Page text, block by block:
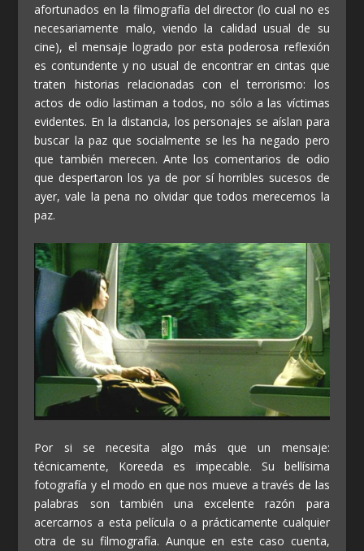
afortunados en la filmografía del director (lo cual no es
necesariamente malo, viendo la calidad usual de su
cine), el mensaje logrado por esta poderosa reflexión
es contundente y no usual de encontrar en cintas que
traten historias relacionadas con el terrorismo: los
actos de odio lastiman a todos, no sólo a las víctimas
evidentes. En la distancia, los personajes se aíslan para
buscar la paz que socialmente se les ha negado pero
que también merecen. Ante los comentarios de odio
que despertaron los ya de por sí horribles sucesos de
ayer, vale la pena no olvidar que todos merecemos la
paz.
Por si se necesita algo más que un mensaje:
técnicamente, Koreeda es impecable. Su bellísima
fotografía y el modo en que nos mueve a través de las
palabras son también una excelente razón para
acercarnos a esta película o a prácticamente cualquier
otra de su filmografía. Aunque en este caso cuenta,